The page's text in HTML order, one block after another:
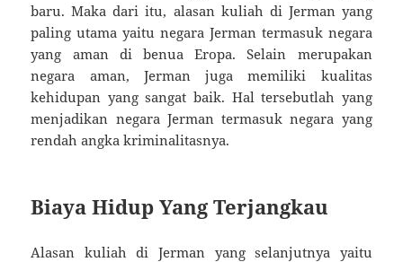
baru. Maka dari itu, alasan kuliah di Jerman yang
paling utama yaitu negara Jerman termasuk negara
yang aman di benua Eropa. Selain merupakan
negara aman, Jerman juga memiliki kualitas
kehidupan yang sangat baik. Hal tersebutlah yang
menjadikan negara Jerman termasuk negara yang
rendah angka kriminalitasnya.
Biaya Hidup Yang Terjangkau
Alasan kuliah di Jerman yang selanjutnya yaitu